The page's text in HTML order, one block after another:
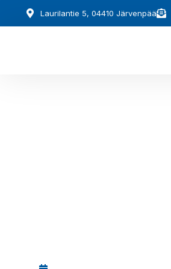
Laurilantie 5, 04410 Järvenpää